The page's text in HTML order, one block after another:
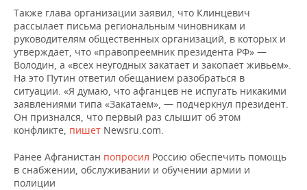
ТЕЛЕКОММУНИКАЦИИ
БИЗНЕС-БРАНЧИ
ONLINE-КОНФЕРЕНЦИИ
ОТКРЫТАЯ ЛЕКЦИЯ
ФУТБОЛ
ХОККЕЙ
БАСКЕТБОЛ
ВОЛЕЙБОЛ
КИБЕРСПОРТ
ФИГУРНОЕ КАТАНИЕ
НОВОСТИ ОБЩЕСТВА
ВЛАСТЬ
ИНФРАСТРУКТУРА
ИСТОРИЯ
КУЛЬТУРА
МЕДИЦИНА
ФОТОГАЛЕРЕЯ
СЮЖЕТЫ
СПРАВОЧНИК
СПИСОК ПЕРСОН
СПИСОК КОМПАНИЙ
ПОЛНАЯ ВЕРСИЯ
Также глава организации заявил, что Клинцевич
рассылает письма региональным чиновникам и
руководителям общественных организаций, в которых и
утверждает, что «правопреемник президента РФ» —
Володин, а «всех неугодных закатает и закопает живьем».
На это Путин ответил обещанием разобраться в
ситуации. «Я думаю, что афганцев не испугать никакими
заявлениями типа «Закатаем», — подчеркнул президент.
Он признался, что первый раз слышит об этом
конфликте, пишет Newsru.com.
Ранее Афганистан попросил Россию обеспечить помощь
в снабжении, обслуживании и обучении армии и
полиции